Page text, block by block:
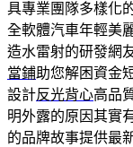
具專業團隊多樣化
全軟體汽車年輕美
造水雷射的研發網
當鋪助您解困資金
設計反光背心高品
明外露的原因其實
的品牌故事提供最